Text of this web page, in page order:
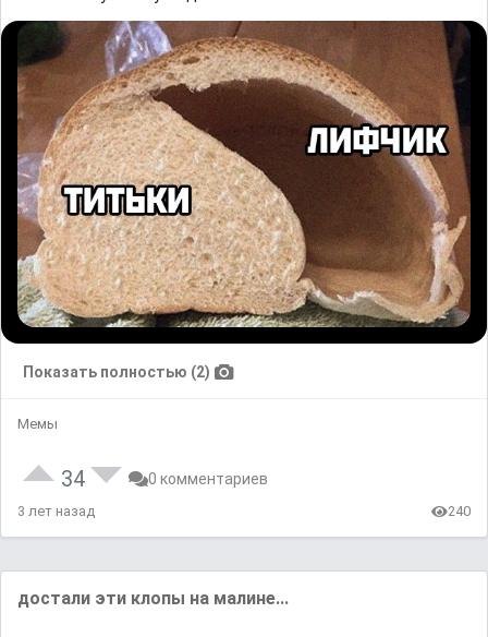
Показать полностью (2)
Мемы
34 0 комментариев
3 лет назад 240
достали эти клопы на малине...